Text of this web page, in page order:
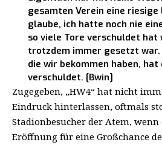
gesamten Verein eine riesige
glaube, ich hatte noch nie
so viele Tore verschuldet hat
trotzdem immer gesetzt war.
die wir bekommen haben,
verschuldet. [Bwin]
Zugegeben, „HW4“ hat nicht
Eindruck hinterlassen, oftmals
Stadionbesucher der Atem, wenn
Eröffnung für eine Großchance